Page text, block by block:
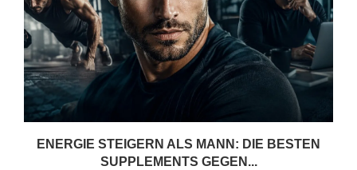
ENERGIE STEIGERN ALS MANN: DIE BESTEN
SUPPLEMENTS GEGEN...